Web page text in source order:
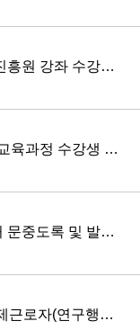
[수강생 모집] 2026년 상반기 율곡국학진흥원 강좌 수강생 모집 안내
[수강생 모집] 2026년 율곡서실 상반기 교육과정 수강생 모집
[행사소식] 2026년 국학자료 다량소장처 문중도록 및 발간 국역서 기증식
[공지]2026년 (재)율곡국학진흥원 기간제근로자(연구행정직) 최종합격자 공고